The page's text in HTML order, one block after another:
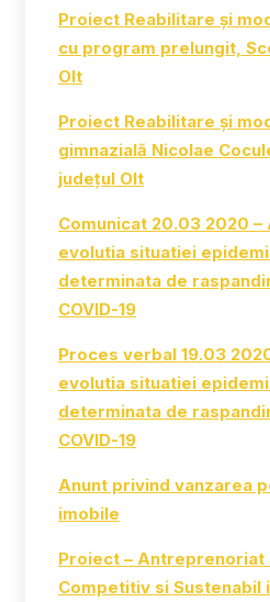
Proiect Reabilitare și
cu program prelungit,
Olt
Proiect Reabilitare și
gimnazială Nicolae
județul Olt
Comunicat 20.03 2020 –
evolutia situatiei
determinata de
COVID-19
Proces verbal 19.03
evolutia situatiei
determinata de
COVID-19
Anunt privind vanzarea
imobile
Proiect – Antreprenoriat
Competitiv si Sustenabil